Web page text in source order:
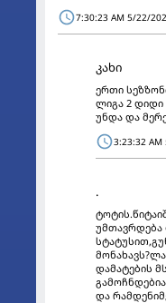
7:30:23 AM 5/22/
კახი
ერთი
ლიგა 2 დიდი
უნდა და
3:23:32
.
უმთავრდება
დამატების
და